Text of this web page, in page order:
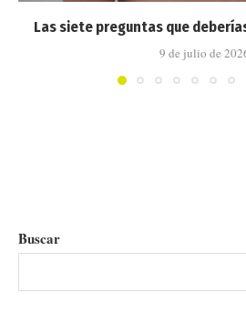
Las siete preguntas que
9 de julio de
Buscar